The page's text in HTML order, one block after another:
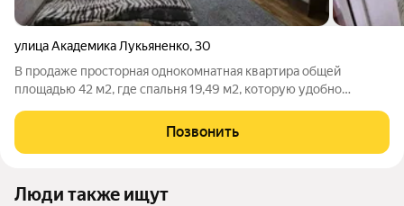
улица Академика Лукьяненко,30
В продаже просторная однокомнатная квартира общей
площадью 42 м2, где спальня 19,49 м2, которую удобно
Квартира расположена на 15 этаже 16-этажного дома. Удобная
локация, где всё в шаговой
Позвонить
Люди также ищут